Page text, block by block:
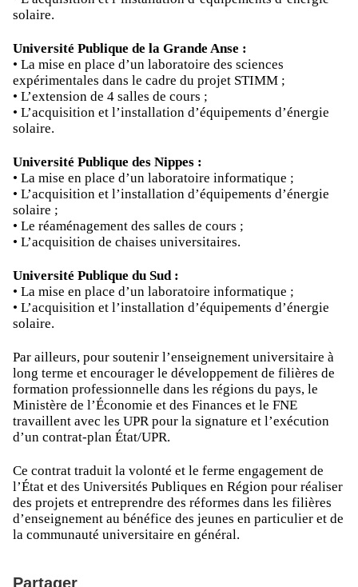
solaire.
Université Publique de la Grande Anse :
• La mise en place d’un laboratoire des sciences
expérimentales dans le cadre du projet STIMM ;
• L’extension de 4 salles de cours ;
• L’acquisition et l’installation d’équipements d’énergie
solaire.
Université Publique des Nippes :
• La mise en place d’un laboratoire informatique ;
• L’acquisition et l’installation d’équipements d’énergie
solaire ;
• Le réaménagement des salles de cours ;
• L’acquisition de chaises universitaires.
Université Publique du Sud :
• La mise en place d’un laboratoire informatique ;
• L’acquisition et l’installation d’équipements d’énergie
solaire.
Par ailleurs, pour soutenir l’enseignement universitaire à
long terme et encourager le développement de filières de
formation professionnelle dans les régions du pays, le
Ministère de l’Économie et des Finances et le FNE
travaillent avec les UPR pour la signature et l’exécution
d’un contrat-plan État/UPR.
Ce contrat traduit la volonté et le ferme engagement de
l’État et des Universités Publiques en Région pour réaliser
des projets et entreprendre des réformes dans les filières
d’enseignement au bénéfice des jeunes en particulier et de
la communauté universitaire en général.
Partager